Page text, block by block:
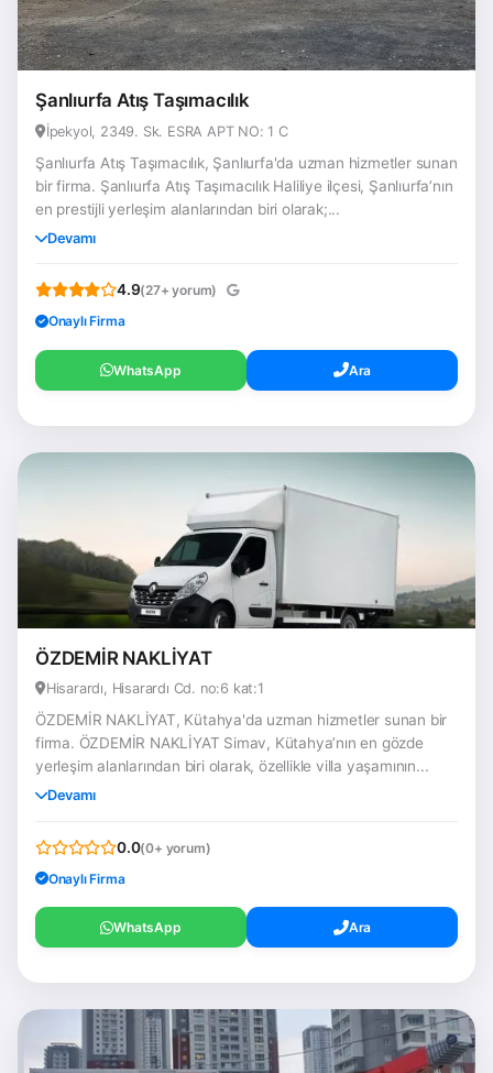
Şanlıurfa Atış Taşımacılık
İpekyol, 2349. Sk. ESRA APT NO: 1 C
Şanlıurfa Atış Taşımacılık, Şanlıurfa'da uzman hizmetler sunan
bir firma. Şanlıurfa Atış Taşımacılık Haliliye ilçesi, Şanlıurfa’nın
en prestijli yerleşim alanlarından biri olarak;...
Devamı
4.9(27+ yorum)
Onaylı Firma
WhatsApp Ara
ÖZDEMİR NAKLİYAT
Hisarardı, Hisarardı Cd. no:6 kat:1
ÖZDEMİR NAKLİYAT, Kütahya'da uzman hizmetler sunan bir
firma. ÖZDEMİR NAKLİYAT Simav, Kütahya’nın en gözde
yerleşim alanlarından biri olarak, özellikle villa yaşamının...
Devamı
0.0(0+ yorum)
Onaylı Firma
WhatsApp Ara